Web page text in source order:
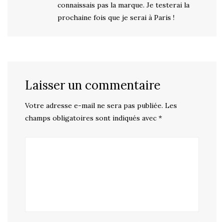
connaissais pas la marque. Je testerai la
prochaine fois que je serai à Paris !
Laisser un commentaire
Votre adresse e-mail ne sera pas publiée. Les
champs obligatoires sont indiqués avec *